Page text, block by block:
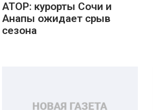
АТОР: курорты Сочи и
Анапы ожидает срыв
сезона